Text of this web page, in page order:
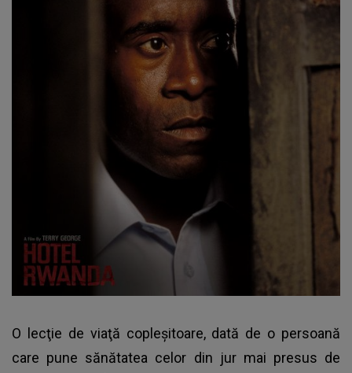
O lecţie de viaţă copleşitoare, dată de o persoană
care pune sănătatea celor din jur mai presus de